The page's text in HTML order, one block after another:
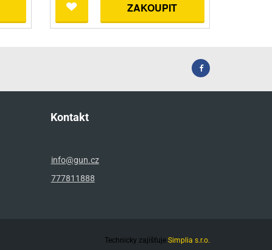
ZAKOUPIT
Kontakt
info@gun.cz
777811888
Technicky zajišťuje Simplia s.r.o.